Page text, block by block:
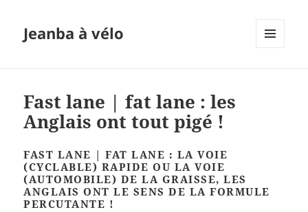
Jeanba à vélo
Fast lane | fat lane : les
Anglais ont tout pigé !
FAST LANE | FAT LANE : LA VOIE
(CYCLABLE) RAPIDE OU LA VOIE
(AUTOMOBILE) DE LA GRAISSE, LES
ANGLAIS ONT LE SENS DE LA FORMULE
PERCUTANTE !